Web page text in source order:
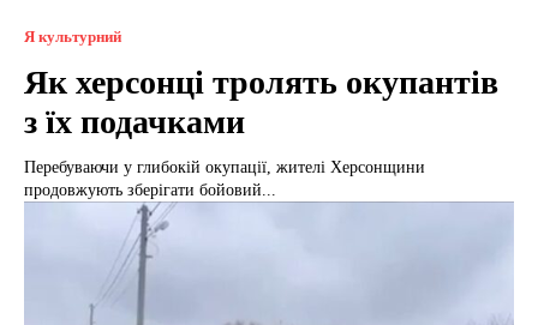
Я культурний
Як херсонці тролять окупантів
з їх подачками
Перебуваючи у глибокій окупації, жителі Херсонщини
продовжують зберігати бойовий...